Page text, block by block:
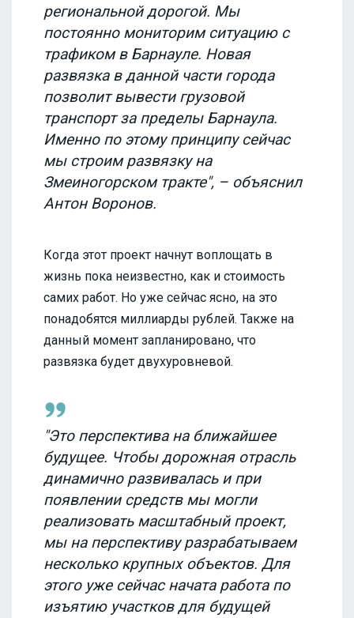
региональной дорогой. Мы
постоянно мониторим ситуацию с
трафиком в Барнауле. Новая
развязка в данной части города
позволит вывести грузовой
транспорт за пределы Барнаула.
Именно по этому принципу сейчас
мы строим развязку на
Змеиногорском тракте", – объяснил
Антон Воронов.
Когда этот проект начнут воплощать в
жизнь пока неизвестно, как и стоимость
самих работ. Но уже сейчас ясно, на это
понадобятся миллиарды рублей. Также на
данный момент запланировано, что
развязка будет двухуровневой.
"Это перспектива на ближайшее
будущее. Чтобы дорожная отрасль
динамично развивалась и при
появлении средств мы могли
реализовать масштабный проект,
мы на перспективу разрабатываем
несколько крупных объектов. Для
этого уже сейчас начата работа по
изъятию участков для будущей